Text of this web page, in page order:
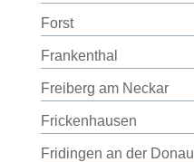
Forst
Frankenthal
Freiberg am Neckar
Frickenhausen
Fridingen an der Donau